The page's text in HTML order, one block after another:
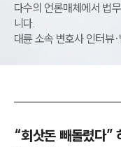
다수의 언론매체에서 법
니다.
대륜 소속 변호사 인터뷰
“회삿돈 빼돌렸다